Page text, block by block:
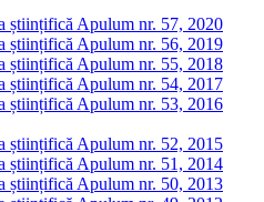
științifică Apulum nr. 57, 2020
științifică Apulum nr. 56, 2019
științifică Apulum nr. 55, 2018
științifică Apulum nr. 54, 2017
științifică Apulum nr. 53, 2016
științifică Apulum nr. 52, 2015
științifică Apulum nr. 51, 2014
științifică Apulum nr. 50, 2013